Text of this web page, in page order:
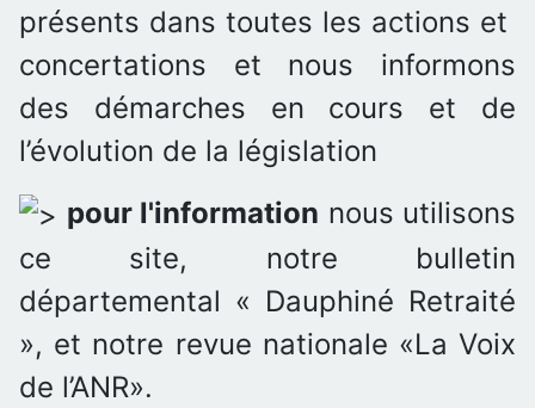
présents dans toutes les actions et
concertations et nous informons
des démarches en cours et de
l’évolution de la législation
pour l'information nous utilisons
ce site, notre bulletin
départemental « Dauphiné Retraité
», et notre revue nationale «La Voix
de l’ANR».